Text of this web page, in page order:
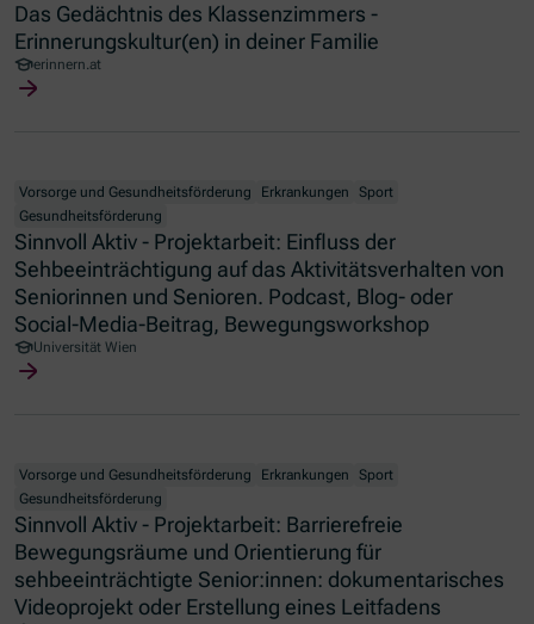
Das Gedächtnis des Klassenzimmers -
Erinnerungskultur(en) in deiner Familie
erinnern.at
Vorsorge und Gesundheitsförderung Erkrankungen
Sport
Gesundheitsförderung
Sinnvoll Aktiv - Projektarbeit: Einfluss der
Sehbeeinträchtigung auf das Aktivitätsverhalten von
Seniorinnen und Senioren. Podcast, Blog- oder
Social-Media-Beitrag, Bewegungsworkshop
Universität Wien
Vorsorge und Gesundheitsförderung Erkrankungen
Sport
Gesundheitsförderung
Sinnvoll Aktiv - Projektarbeit: Barrierefreie
Bewegungsräume und Orientierung für
sehbeeinträchtigte Senior:innen: dokumentarisches
Videoprojekt oder Erstellung eines Leitfadens